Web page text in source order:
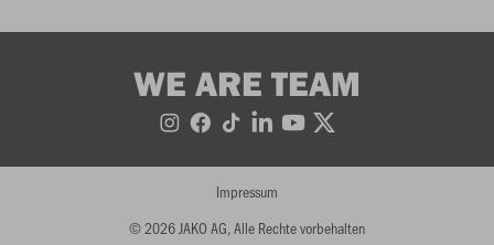
WE ARE TEAM
© 2026 JAKO AG, Alle Rechte vorbehalten
Impressum